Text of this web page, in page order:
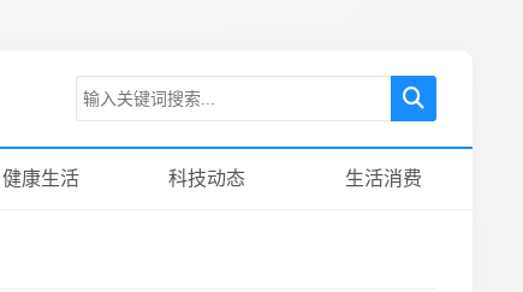
健康生活 科技动态 生活消费